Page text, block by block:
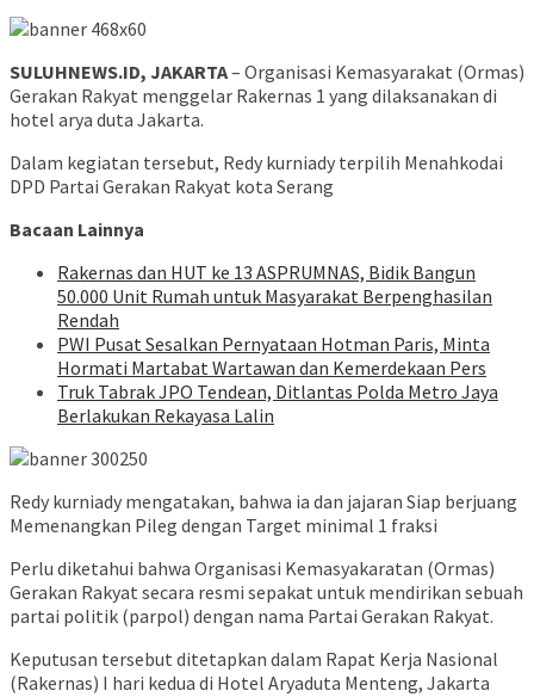
SULUHNEWS.ID, JAKARTA– Organisasi Kemasyarakat (Ormas)
Gerakan Rakyat menggelar Rakernas 1 yang dilaksanakan di
hotel arya duta Jakarta.
Dalam kegiatan tersebut, Redy kurniady terpilih Menahkodai
DPD Partai Gerakan Rakyat kota Serang
Bacaan Lainnya
Rakernas dan HUT ke 13 ASPRUMNAS, Bidik Bangun
50.000 Unit Rumah untuk Masyarakat Berpenghasilan
Rendah
PWI Pusat Sesalkan Pernyataan Hotman Paris, Minta
Hormati Martabat Wartawan dan Kemerdekaan Pers
Truk Tabrak JPO Tendean, Ditlantas Polda Metro Jaya
Berlakukan Rekayasa Lalin
Redy kurniady mengatakan, bahwa ia dan jajaran Siap berjuang
Memenangkan Pileg dengan Target minimal 1 fraksi
Perlu diketahui bahwa Organisasi Kemasyakaratan (Ormas)
Gerakan Rakyat secara resmi sepakat untuk mendirikan sebuah
partai politik (parpol) dengan nama Partai Gerakan Rakyat.
Keputusan tersebut ditetapkan dalam Rapat Kerja Nasional
(Rakernas) I hari kedua di Hotel Aryaduta Menteng, Jakarta